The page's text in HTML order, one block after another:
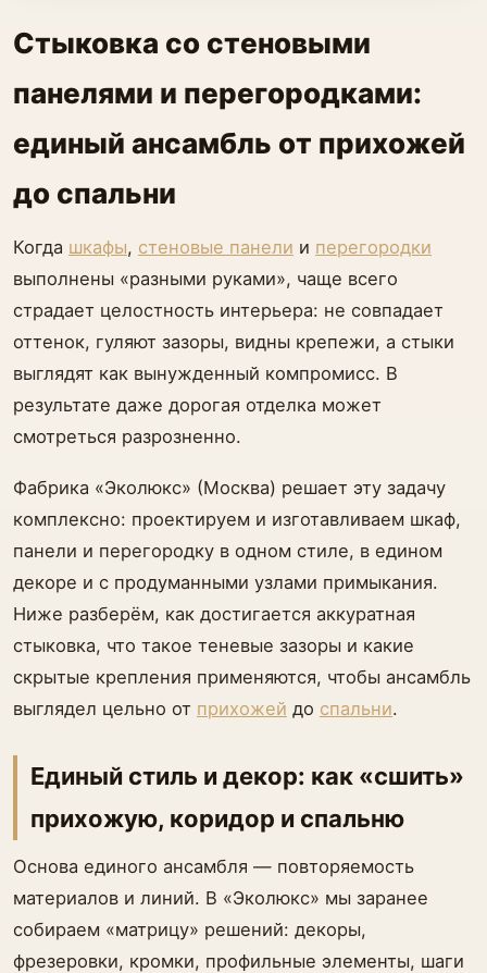
Стыковка со стеновыми
панелями и перегородками:
единый ансамбль от прихожей
до спальни
Когда шкафы, стеновые панели и перегородки
выполнены «разными руками», чаще всего
страдает целостность интерьера: не совпадает
оттенок, гуляют зазоры, видны крепежи, а стыки
выглядят как вынужденный компромисс. В
результате даже дорогая отделка может
смотреться разрозненно.
Фабрика «Эколюкс» (Москва) решает эту задачу
комплексно: проектируем и изготавливаем шкаф,
панели и перегородку в одном стиле, в едином
декоре и с продуманными узлами примыкания.
Ниже разберём, как достигается аккуратная
стыковка, что такое теневые зазоры и какие
скрытые крепления применяются, чтобы ансамбль
выглядел цельно от прихожей до спальни.
Единый стиль и декор: как «сшить»
прихожую, коридор и спальню
Основа единого ансамбля — повторяемость
материалов и линий. В «Эколюкс» мы заранее
собираем «матрицу» решений: декоры,
фрезеровки, кромки, профильные элементы, шаги